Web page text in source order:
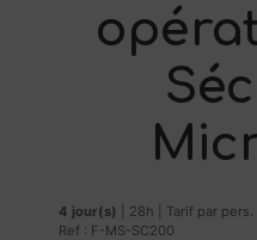
4 jour(s) | 28h | Tarif par pers.
Ref : F-MS-SC200